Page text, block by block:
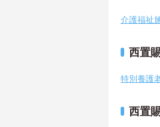
介護福祉
西置
特別養護
西置